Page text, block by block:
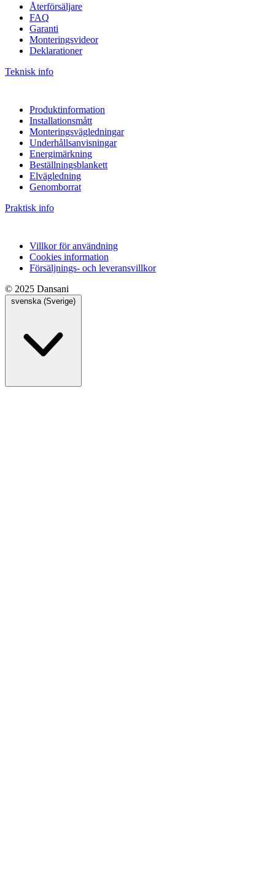
Återförsäljare
FAQ
Garanti
Monteringsvideor
Deklarationer
Teknisk info
Produktinformation
Installationsmått
Monteringsvägledningar
Underhållsanvisningar
Energimärkning
Beställningsblankett
Elvägledning
Genomborrat
Praktisk info
Villkor för användning
Cookies information
Försäljnings- och leveransvillkor
© 2025 Dansani
svenska (Sverige)